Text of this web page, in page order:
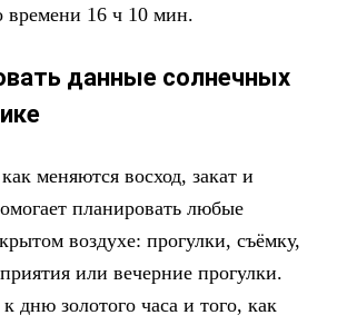
времени 16 ч 10 мин.
данные солнечных
меняются восход, закат и
планировать любые
воздухе: прогулки, съёмку,
или вечерние прогулки.
дню золотого часа и того, как